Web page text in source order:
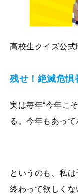
高校生クイズ公式
残せ！絶滅危惧
実は毎年“今年こ
る。今年もあって
というのも、私
終わって欲しくな